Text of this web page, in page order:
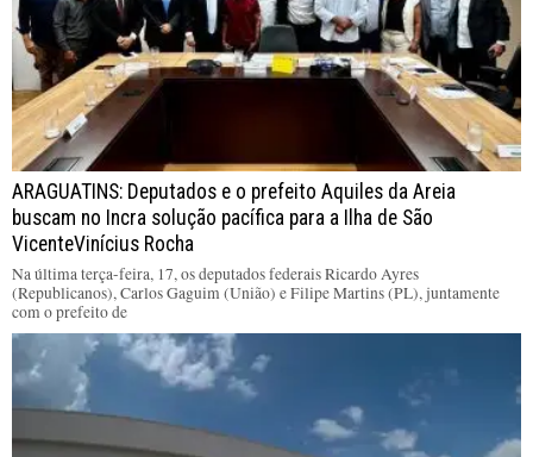
ARAGUATINS: Deputados e o prefeito Aquiles da Areia
buscam no Incra solução pacífica para a Ilha de São
VicenteVinícius Rocha
Na última terça-feira, 17, os deputados federais Ricardo Ayres
(Republicanos), Carlos Gaguim (União) e Filipe Martins (PL), juntamente
com o prefeito de